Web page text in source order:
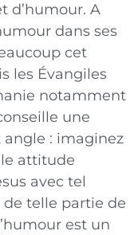
d’humour. A
dans ses
cet
les Évangiles
notamment
une
angle : imaginez
attitude
avec tel
telle partie de
est un